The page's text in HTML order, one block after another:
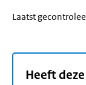
Laatst
Heeft